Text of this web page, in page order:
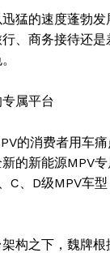
猛的速度蓬勃
、商务接待还
属平台
的消费者用车
的新能源MPV
C、D级MPV车
构之下，魏牌